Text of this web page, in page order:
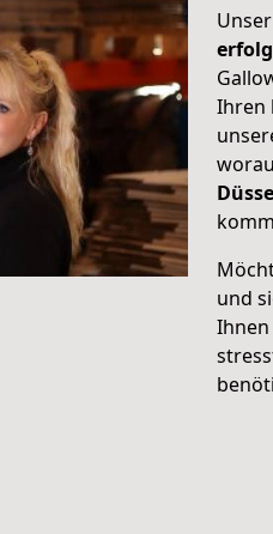
Ihren
und
Ihnen